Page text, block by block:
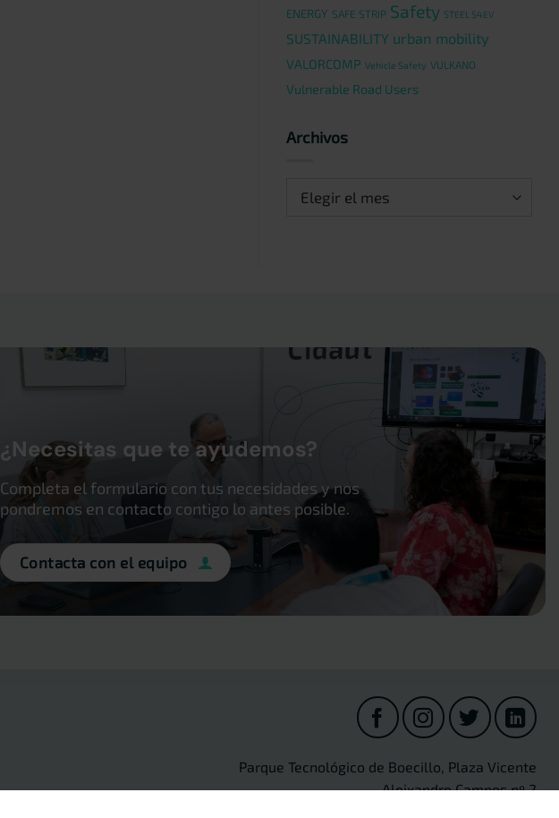
ENERGY SAFE STRIP Safety STEEL S4EV
SUSTAINABILITY urban mobility
VALORCOMP Vehicle Safety VULKANO
Vulnerable Road Users
Archivos
Archivos
¿Necesitas que te ayudemos?
Completa el formulario con tus necesidades y nos
pondremos en contacto contigo lo antes posible.
Contacta con el equipo
Parque Tecnológico de Boecillo, Plaza Vicente
Aleixandre Campos nº 2